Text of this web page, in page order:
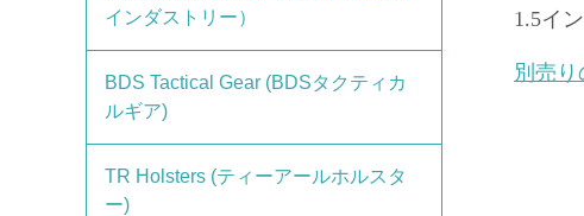
1.5イ
別売
インダストリー）
BDS Tactical Gear (BDSタクティカ
ルギア)
TR Holsters (ティーアールホルスタ
ー)